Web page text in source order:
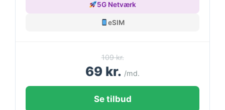
5G Netværk
eSIM
109 kr.
69 kr. /md.
Se tilbud